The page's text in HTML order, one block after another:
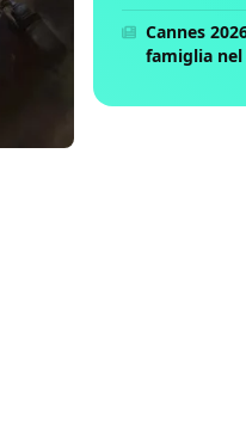
Cannes
famiglia